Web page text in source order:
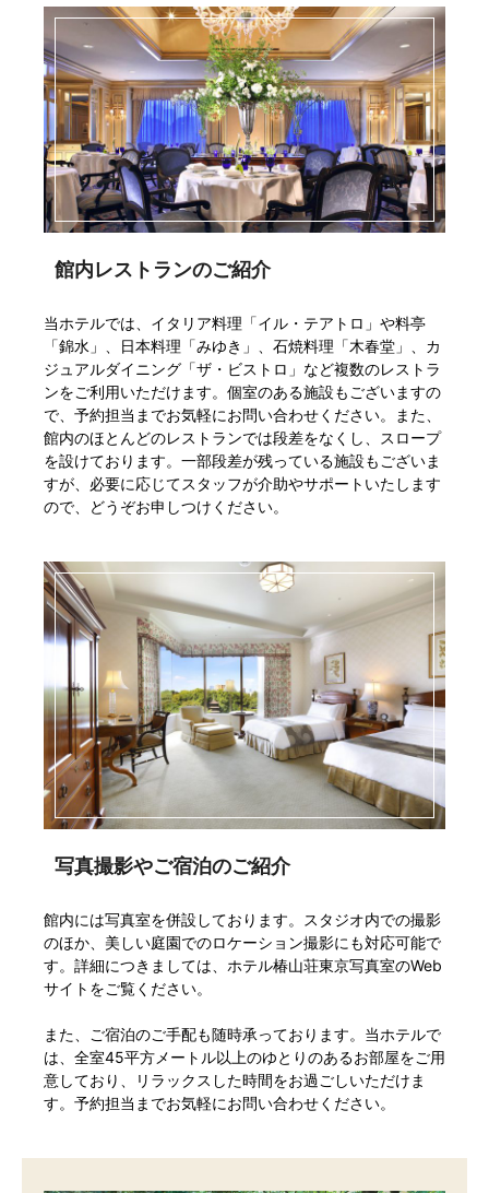
館内レストランのご紹介
当ホテルでは、イタリア料理「イル・テアトロ」や料亭
「錦水」、日本料理「みゆき」、石焼料理「木春堂」、カ
ジュアルダイニング「ザ・ビストロ」など複数のレストラ
ンをご利用いただけます。個室のある施設もございますの
で、予約担当までお気軽にお問い合わせください。また、
館内のほとんどのレストランでは段差をなくし、スロープ
を設けております。一部段差が残っている施設もございま
すが、必要に応じてスタッフが介助やサポートいたします
ので、どうぞお申しつけください。
写真撮影やご宿泊のご紹介
館内には写真室を併設しております。スタジオ内での撮影
のほか、美しい庭園でのロケーション撮影にも対応可能で
す。詳細につきましては、ホテル椿山荘東京写真室のWeb
サイトをご覧ください。
また、ご宿泊のご手配も随時承っております。当ホテルで
は、全室45平方メートル以上のゆとりのあるお部屋をご用
意しており、リラックスした時間をお過ごしいただけま
す。予約担当までお気軽にお問い合わせください。